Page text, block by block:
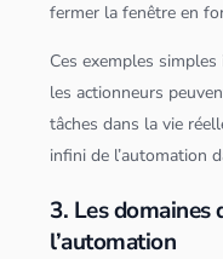
fermer la fenêtre en
Ces exemples
les actionneurs
tâches dans la vie
infini de l’automation
3. Les domaines
l’automation